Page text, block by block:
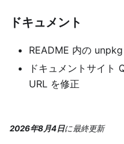
ドキュメント
README 内の
ドキュメントサイ
URL を修正
2026年8月4日に最終更新